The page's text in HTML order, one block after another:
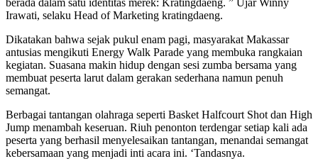
berada dalam satu identitas merek: Kratingdaeng. ” Ujar Winny
Irawati, selaku Head of Marketing kratingdaeng.
Dikatakan bahwa sejak pukul enam pagi, masyarakat Makassar
antusias mengikuti Energy Walk Parade yang membuka rangkaian
kegiatan. Suasana makin hidup dengan sesi zumba bersama yang
membuat peserta larut dalam gerakan sederhana namun penuh
semangat.
Berbagai tantangan olahraga seperti Basket Halfcourt Shot dan High
Jump menambah keseruan. Riuh penonton terdengar setiap kali ada
peserta yang berhasil menyelesaikan tantangan, menandai semangat
kebersamaan yang menjadi inti acara ini. ‘Tandasnya.